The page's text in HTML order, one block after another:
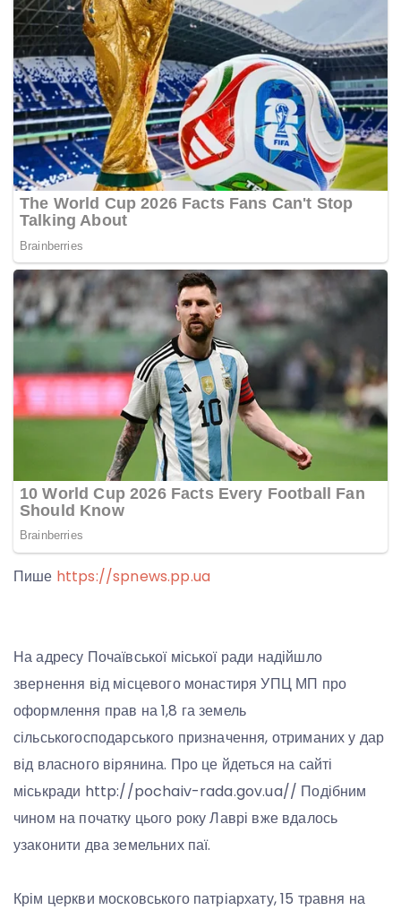
Пише https://spnews.pp.ua
На адресу Почаївської міської ради надійшло
звернення від місцевого монастиря УПЦ МП про
оформлення прав на 1,8 га земель
сільськогосподарського призначення, отриманих у дар
від власного вірянина. Про це йдеться на сайті
міськради http://pochaiv-rada.gov.ua// Подібним
чином на початку цього року Лаврі вже вдалось
узаконити два земельних паї.
Крім церкви московського патріархату, 15 травня на